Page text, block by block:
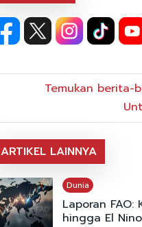
Temukan berita-
ARTIKEL LAINNYA
Dunia
Laporan FAO:
hingga El